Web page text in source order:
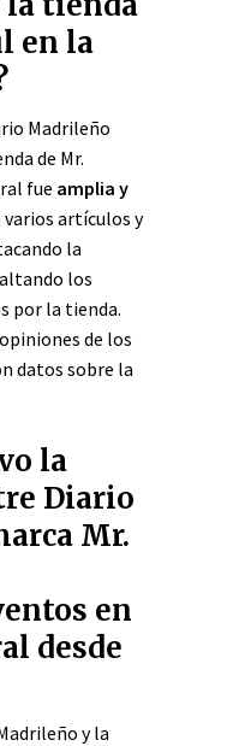
en la
Madrileño
de Mr.
fue amplia y
varios artículos y
la
los
por la tienda.
de los
datos sobre la
la
Diario
Mr.
en
desde
y la